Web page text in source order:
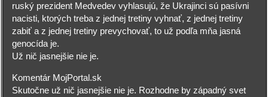
Video
ruský prezident Medvedev vyhlasujú, že Ukrajinci sú pasívni
nacisti, ktorých treba z jednej tretiny vyhnať, z jednej tretiny
zabiť a z jednej tretiny prevychovať, to už podľa mňa jasná
genocída je.
Už nič jasnejšie nie je.
Komentár MojPortal.sk
Skutočne už nič jasnejšie nie je. Rozhodne by západný svet